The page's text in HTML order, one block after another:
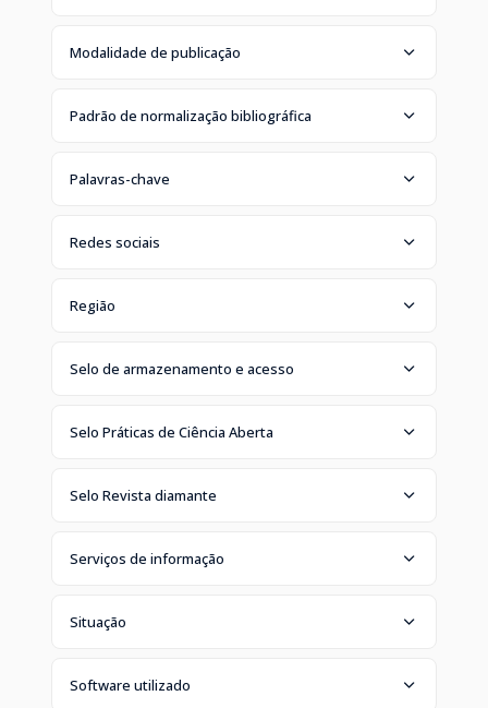
Modalidade de publicação
Padrão de normalização bibliográfica
Palavras-chave
Redes sociais
Região
Selo de armazenamento e acesso
Selo Práticas de Ciência Aberta
Selo Revista diamante
Serviços de informação
Situação
Software utilizado